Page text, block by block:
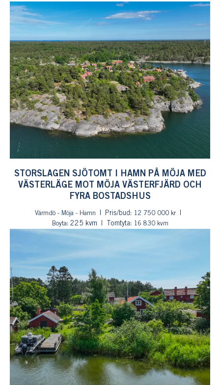
STORSLAGEN SJÖTOMT I HAMN PÅ MÖJA MED
VÄSTERLÄGE MOT MÖJA VÄSTERFJÄRD OCH
FYRA BOSTADSHUS
Värmdö - Möja - Hamn Pris/bud:
12 750 000 kr
Boyta: 225 kvm Tomtyta: 16 830 kvm